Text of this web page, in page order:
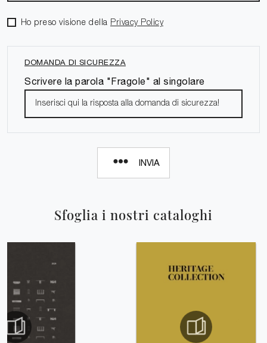
Sfoglia i nostri cataloghi
Ho preso visione della Privacy Policy
DOMANDA DI SICUREZZA
Scrivere la parola "Fragole" al singolare
INVIA